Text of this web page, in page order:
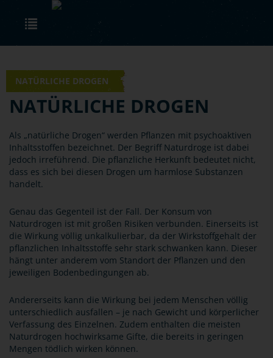
Skip to main content
NATÜRLICHE DROGEN
© Canva
NATÜRLICHE DROGEN
Als „natürliche Drogen“ werden Pflanzen mit psychoaktiven
Inhaltsstoffen bezeichnet. Der Begriff Naturdroge ist dabei
jedoch irreführend. Die pflanzliche Herkunft bedeutet nicht,
dass es sich bei diesen Drogen um harmlose Substanzen
handelt.
Genau das Gegenteil ist der Fall. Der Konsum von
Naturdrogen ist mit großen Risiken verbunden. Einerseits ist
die Wirkung völlig unkalkulierbar, da der Wirkstoffgehalt der
pflanzlichen Inhaltsstoffe sehr stark schwanken kann. Dieser
hängt unter anderem vom Standort der Pflanzen und den
jeweiligen Bodenbedingungen ab.
Andererseits kann die Wirkung bei jedem Menschen völlig
unterschiedlich ausfallen – je nach Gewicht und körperlicher
Verfassung des Einzelnen. Zudem enthalten die meisten
Naturdrogen hochwirksame Gifte, die bereits in geringen
Mengen tödlich wirken können.